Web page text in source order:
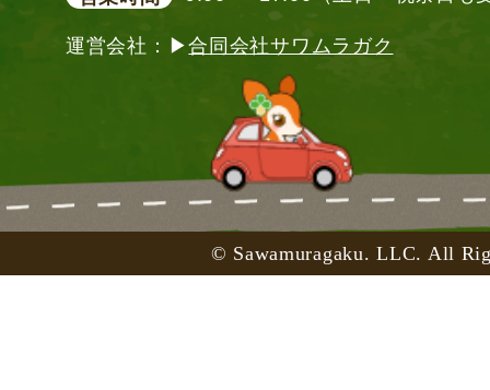
運営会社：▶合同会社サワムラガク
© Sawamuragaku. LLC. All